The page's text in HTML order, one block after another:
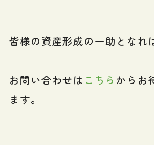
皆様の資産形成の一助となれ
お問い合わせは こちら からお
ます。